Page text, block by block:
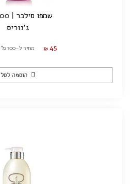
שמפו סילבר | 500 מ"ל
ג'נוריס
₪ 45 מחיר ל-100 מ"ל: ₪9.00
הוספה לסל